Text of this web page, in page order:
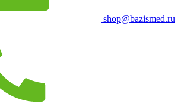
shop@bazismed.ru